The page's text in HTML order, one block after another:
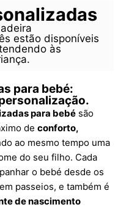
estão disponíveis
às
para bebé:
para bebé são
de conforto,
ao mesmo tempo uma
do seu filho. Cada
o bebé desde os
passeios, e também é
de nascimento